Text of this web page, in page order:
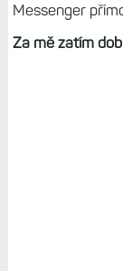
Messenger
Za mě zatím